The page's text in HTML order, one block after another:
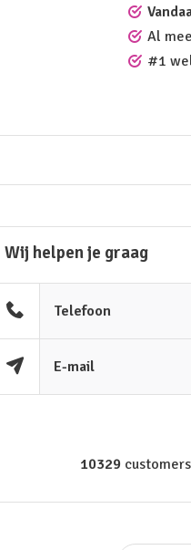
Al
#1
Wij helpen je graag
Telefoon
E-mail
10329